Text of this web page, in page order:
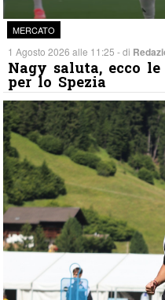
MERCATO
1 Agosto 2026 alle 11:25 - di
Nagy saluta, ecco
per lo Spezia